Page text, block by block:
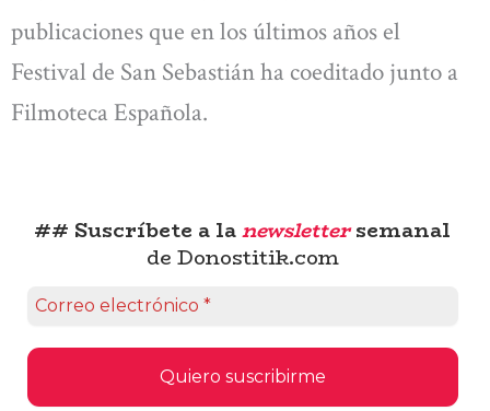
publicaciones que en los últimos años el
Festival de San Sebastián ha coeditado junto a
Filmoteca Española.
## Suscríbete a lanewslettersemanal
de Donostitik.com